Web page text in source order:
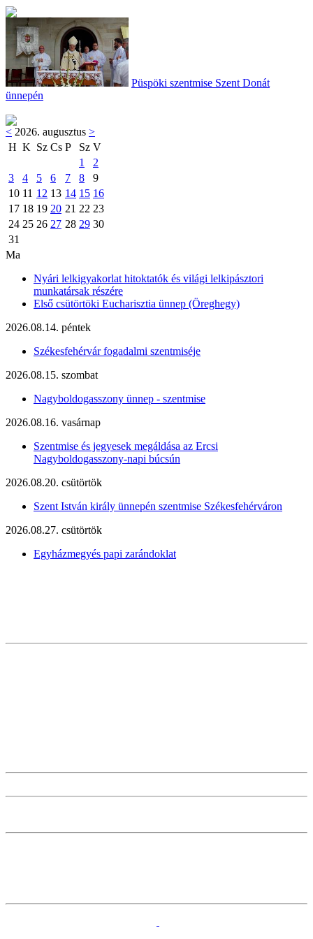
Püspöki szentmise Szent Donát
ünnepén
< 2026. augusztus >
H K Sz Cs P Sz V
1
2
3
4 5 6 7 8
9
10 11 12 13 14 15 16
17 18 19 20 21 22 23
24 25 26 27 28 29 30
31
Ma
Nyári lelkigyakorlat hitoktatók és világi lelkipásztori
munkatársak részére
Első csütörtöki Eucharisztia ünnep (Öreghegy)
2026.08.14. péntek
Székesfehérvár fogadalmi szentmiséje
2026.08.15. szombat
Nagyboldogasszony ünnep - szentmise
2026.08.16. vasárnap
Szentmise és jegyesek megáldása az Ercsi
Nagyboldogasszony-napi búcsún
2026.08.20. csütörtök
Szent István király ünnepén szentmise Székesfehérváron
2026.08.27. csütörtök
Egyházmegyés papi zarándoklat